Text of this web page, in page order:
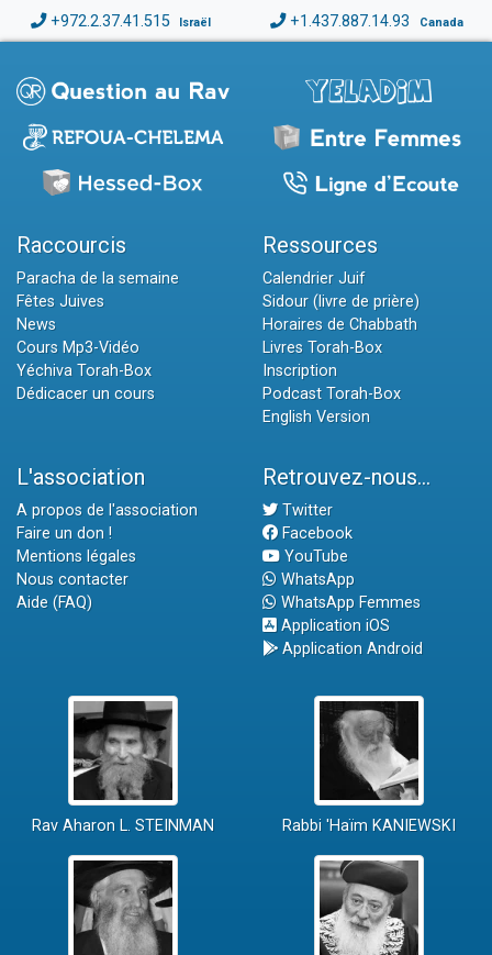
+972.2.37.41.515 Israël +1.437.887.14.93 Canada
Raccourcis
Paracha de la semaine
Fêtes Juives
News
Cours Mp3-Vidéo
Yéchiva Torah-Box
Dédicacer un cours
Ressources
Calendrier Juif
Sidour (livre de prière)
Horaires de Chabbath
Livres Torah-Box
Inscription
Podcast Torah-Box
English Version
L'association
A propos de l'association
Faire un don !
Mentions légales
Nous contacter
Aide (FAQ)
Retrouvez-nous...
Twitter
Facebook
YouTube
WhatsApp
WhatsApp Femmes
Application iOS
Application Android
Rav Aharon L. STEINMAN Rabbi 'Haïm KANIEWSKI